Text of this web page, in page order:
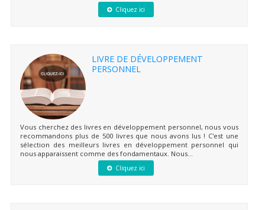
Cliquez ici
LIVRE DE DÉVELOPPEMENT
PERSONNEL
Vous cherchez des livres en développement personnel, nous vous
recommandons plus de 500 livres que nous avons lus ! C'est une
sélection des meilleurs livres en développement personnel qui
nous apparaissent comme des fondamentaux. Nous...
Cliquez ici